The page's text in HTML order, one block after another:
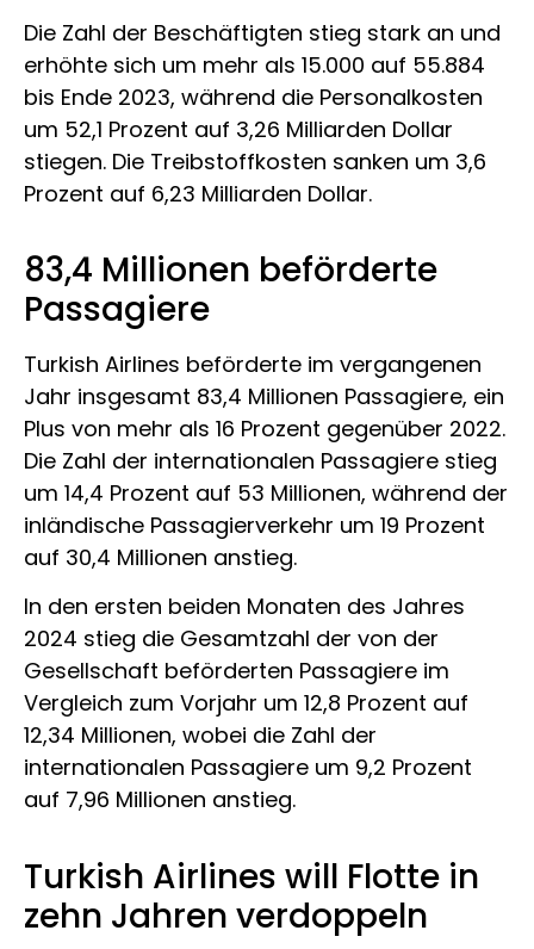
Die Zahl der Beschäftigten stieg stark an und
erhöhte sich um mehr als 15.000 auf 55.884
bis Ende 2023, während die Personalkosten
um 52,1 Prozent auf 3,26 Milliarden Dollar
stiegen. Die Treibstoffkosten sanken um 3,6
Prozent auf 6,23 Milliarden Dollar.
83,4 Millionen beförderte
Passagiere
Turkish Airlines beförderte im vergangenen
Jahr insgesamt 83,4 Millionen Passagiere, ein
Plus von mehr als 16 Prozent gegenüber 2022.
Die Zahl der internationalen Passagiere stieg
um 14,4 Prozent auf 53 Millionen, während der
inländische Passagierverkehr um 19 Prozent
auf 30,4 Millionen anstieg.
In den ersten beiden Monaten des Jahres
2024 stieg die Gesamtzahl der von der
Gesellschaft beförderten Passagiere im
Vergleich zum Vorjahr um 12,8 Prozent auf
12,34 Millionen, wobei die Zahl der
internationalen Passagiere um 9,2 Prozent
auf 7,96 Millionen anstieg.
Turkish Airlines will Flotte in
zehn Jahren verdoppeln